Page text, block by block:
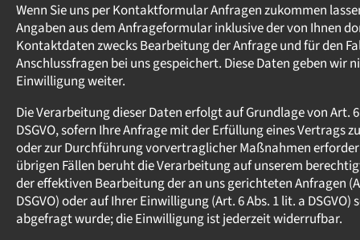
Wenn Sie uns per Kontaktformular Anfragen zukommen
Angaben aus dem Anfrageformular inklusive der von Ihnen
Kontaktdaten zwecks Bearbeitung der Anfrage und für den
Anschlussfragen bei uns gespeichert. Diese Daten geben wir
Einwilligung weiter.
Die Verarbeitung dieser Daten erfolgt auf Grundlage von Art.
DSGVO, sofern Ihre Anfrage mit der Erfüllung eines Vertrags
oder zur Durchführung vorvertraglicher Maßnahmen
übrigen Fällen beruht die Verarbeitung auf unserem
der effektiven Bearbeitung der an uns gerichteten Anfragen
DSGVO) oder auf Ihrer Einwilligung (Art. 6 Abs. 1 lit. a DSGVO)
abgefragt wurde; die Einwilligung ist jederzeit widerrufbar.